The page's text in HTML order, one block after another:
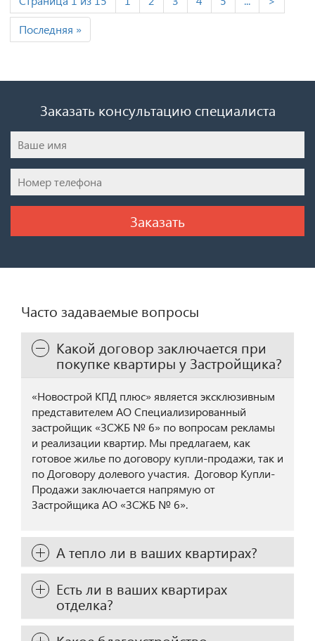
Последняя »
Заказать консультацию специалиста
Часто задаваемые вопросы
Какой договор заключается при
покупке квартиры у Застройщика?
«Новострой КПД плюс» является эксклюзивным
представителем АО Специализированный
застройщик «ЗСЖБ № 6» по вопросам рекламы
и реализации квартир. Мы предлагаем, как
готовое жилье по договору купли-продажи, так и
по Договору долевого участия. Договор Купли-
Продажи заключается напрямую от
Застройщика АО «ЗСЖБ № 6».
А тепло ли в ваших квартирах?
Есть ли в ваших квартирах
отделка?